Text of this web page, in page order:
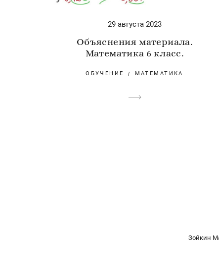
29 августа 2023
Объяснения материала.
Математика 6 класс.
ОБУЧЕНИЕ МАТЕМАТИКА
Зойкин